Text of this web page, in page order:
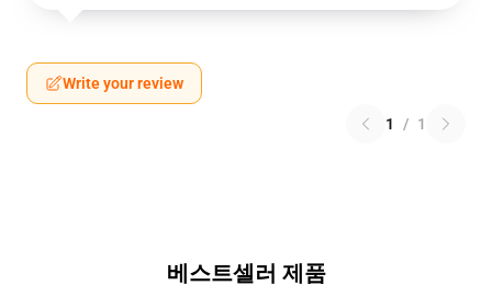
Write your review
1 / 1
베스트셀러 제품